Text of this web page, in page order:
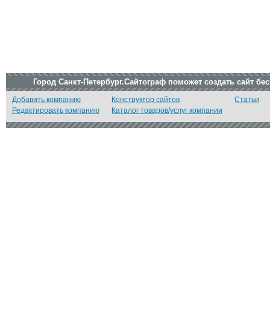
Город Санкт-Петербург.Сайтограф поможет создать сайт
Добавить компанию
Редактировать компанию
Конструктор сайтов
Каталог товаров/услуг компании
Статьи